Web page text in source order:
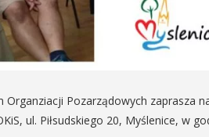
Organziacji Pozarządowych zaprasza
ul. Piłsudskiego 20, Myślenice, w